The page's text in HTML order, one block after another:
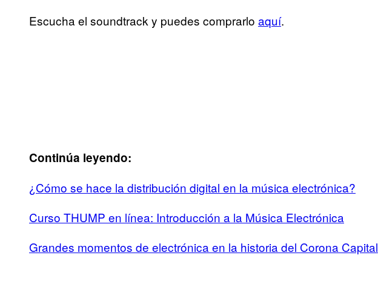
Escucha el soundtrack y puedes comprarlo aquí.
Continúa leyendo:
¿Cómo se hace la distribución digital en la música electrónica?
Curso THUMP en línea: Introducción a la Música Electrónica
Grandes momentos de electrónica en la historia del Corona Capital